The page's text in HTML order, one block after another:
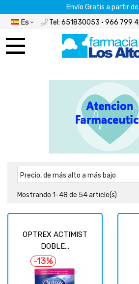
Envío Gratis a partir
Es Tel: 651830053 · 966 799
palanca
Precio, de más alto a más bajo
Mostrando 1-48 de 54 article(s)
OPTREX ACTIMIST
DOBLE...
-13%